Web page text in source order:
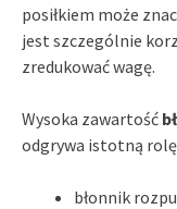
posiłkiem może
jest szczególnie
zredukować wagę.
Wysoka zawartość
odgrywa istotną
błonnik